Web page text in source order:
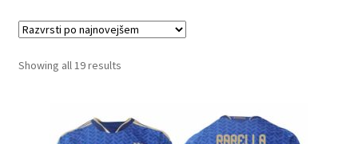
Moj račun
Trgovina
Showing all 19 resultsSorted